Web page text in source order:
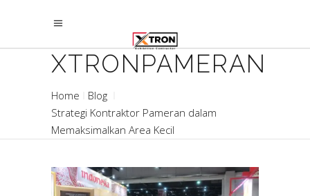
XTRONPAMERAN
Home
Blog
Strategi Kontraktor Pameran dalam
Memaksimalkan Area Kecil